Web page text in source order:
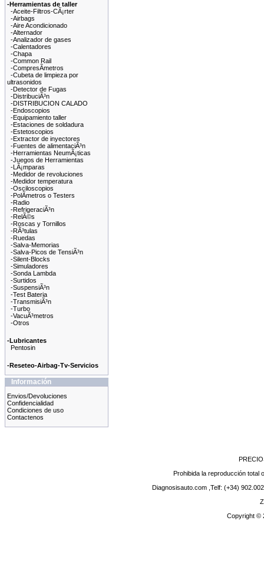
-Herramientas de taller
-Aceite-Filtros-CÃ¡rter
-Airbags
-Aire Acondicionado
-Alternador
-Analizador de gases
-Calentadores
-Chapa
-Common Rail
-CompresÃ­metros
-Cubeta de limpieza por
ultrasonidos
-Detector de Fugas
-DistribuciÃ³n
-DISTRIBUCION CALADO
-Endoscopios
-Equipamiento taller
-Estaciones de soldadura
-Estetoscopios
-Extractor de inyectores
-Fuentes de alimentaciÃ³n
-Herramientas NeumÃ¡ticas
-Juegos de Herramientas
-LÃ¡mparas
-Medidor de revoluciones
-Medidor temperatura
-Osciloscopios
-PolÃ­metros o Testers
-Radio
-RefrigeraciÃ³n
-RelÃ©s
-Roscas y Tornillos
-RÃ³tulas
-Ruedas
-Salva-Memorias
-Salva-Picos de TensiÃ³n
-Silent-Blocks
-Simuladores
-Sonda Lambda
-Surtidos
-SuspensiÃ³n
-Test Bateria
-TransmisiÃ³n
-Turbo
-VacuÃ³metros
-Otros
-Lubricantes
Pentosin
-Reseteo-Airbag-Tv-Servicios
Información
Envios/Devoluciones
Confidencialidad
Condiciones de uso
Contactenos
Prohibida la reproducción total
Diagnosisauto.com ,Telf: (+34)
Copyright ©